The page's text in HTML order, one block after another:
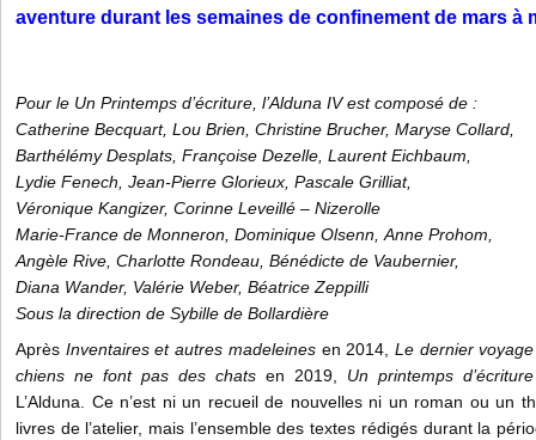
aventure durant les semaines de confinement de mars à
Pour le Un Printemps d’écriture, l’Alduna IV est composé de :
Catherine Becquart, Lou Brien, Christine Brucher, Maryse Collard,
Barthélémy Desplats, Françoise Dezelle, Laurent Eichbaum,
Lydie Fenech, Jean-Pierre Glorieux, Pascale Grilliat,
Véronique Kangizer, Corinne Leveillé – Nizerolle
Marie-France de Monneron, Dominique Olsenn, Anne Prohom,
Angèle Rive, Charlotte Rondeau, Bénédicte de Vaubernier,
Diana Wander, Valérie Weber, Béatrice Zeppilli
Sous la direction de Sybille de Bollardière
Après Inventaires et autres madeleinesen 2014,Le dernier
chiens ne font pas des chats en 2019, Un printemps d’écriture
L’Alduna. Ce n’est ni un recueil de nouvelles ni un roman ou un
livres de l’atelier, mais l’ensemble des textes rédigés durant la